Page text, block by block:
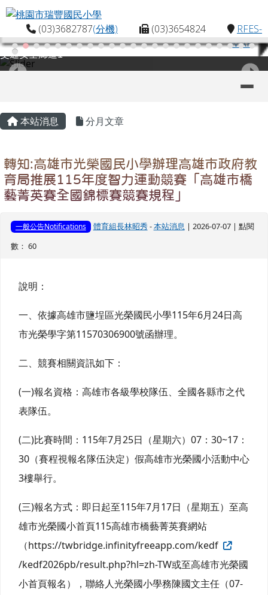
跳至主內容區
桃園市瑞豐國民小學
(03)3682787(分機) (03)3654824
RFES-
MAP
交通安全廊道1
主內容區域
本站消息 分月文章
轉知:高雄市光榮國民小學辦理高雄市政府教
育局推展115年度智力運動競賽「高雄市橋
藝菁英賽全國錦標賽競賽規程」
一般公告Notifications 體育組長林昭秀 -本站消息 | 2026-07-07 | 點閱
數： 60
說明：
一、依據高雄市鹽埕區光榮國民小學115年6月24日高
市光榮學字第11570306900號函辦理。
二、競賽相關資訊如下：
(一)報名資格：高雄市各級學校隊伍、全國各縣市之代
表隊伍。
(二)比賽時間：115年7月25日（星期六）07：30~17：
30（賽程視報名隊伍決定）假高雄市光榮國小活動中心
3樓舉行。
(三)報名方式：即日起至115年7月17日（星期五）至高
雄市光榮國小首頁115高雄市橋藝菁英賽網站
（https://twbridge.infinityfreeapp.com/kedf
/kedf2026pb/result.php?hl=zh-TW或至高雄市光榮國
小首頁報名），聯絡人光榮國小學務陳國文主任（07-
頁尾區域